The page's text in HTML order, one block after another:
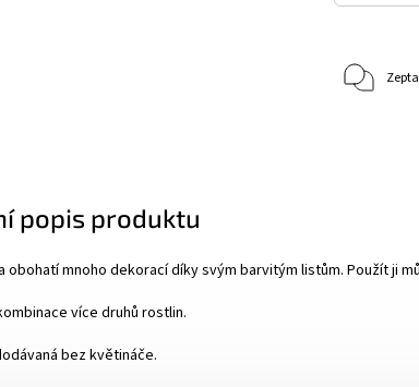
popis produktu
obohatí mnoho dekorací díky svým barvitým listům. Použít ji
více druhů rostlin.
bez květináče.